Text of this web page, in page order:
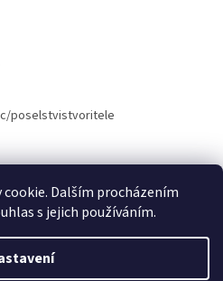
Dalším procházením
s jejich používáním.
poselstvistvoritele
Shoptet